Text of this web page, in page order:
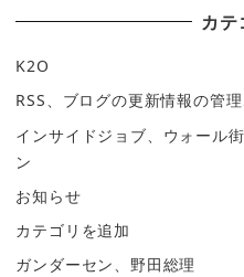
カテ
K2O
RSS、ブログの更新情報の管
インサイドジョブ、ウォール
ン
お知らせ
カテゴリを追加
ガンダーセン、野田総理